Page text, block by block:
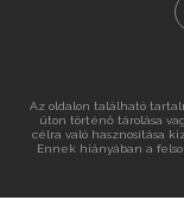
Az oldalon található
úton történő tárolása
célra való hasznosítása
Ennek hiányában a